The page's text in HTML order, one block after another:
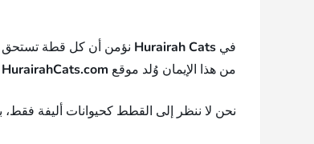
فيHurairah Cats نؤمن أن كل قطة تستحق
من هذا الإيمان وُلد موقع HurairahCats.com
نحن لا ننظر إلى القطط كحيوانات أليفة